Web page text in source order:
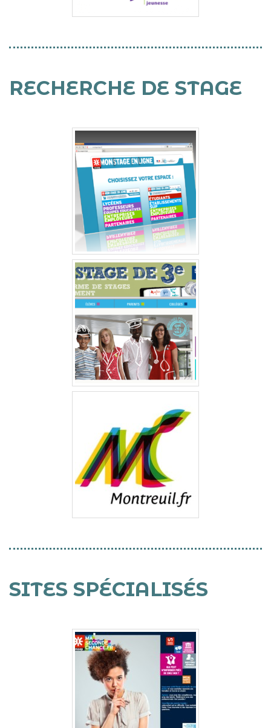
RECHERCHE DE STAGE
SITES SPÉCIALISÉS